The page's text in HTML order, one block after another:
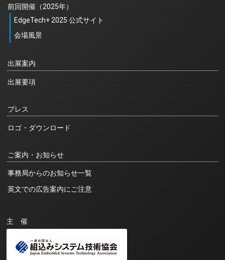
前回開催（2025年）
EdgeTech+ 2025 公式サイト
会場風景
出展案内
出展要項
プレス
ロゴ・ダウンロード
ご案内・お知らせ
事務局からのお知らせ一覧
英文での広告案内にご注意
主 催